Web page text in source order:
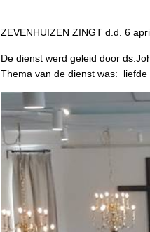
ZEVENHUIZEN ZINGT d.d. 6
De dienst werd geleid door
Thema van de dienst was: